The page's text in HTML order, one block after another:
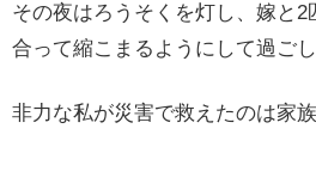
その夜はろうそくを灯し、嫁と
合って縮こまるようにして過ごし
非力な私が災害で救えたのは家族